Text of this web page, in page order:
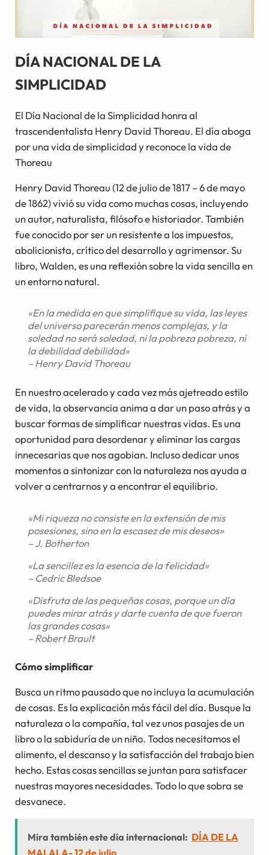
DÍA NACIONAL DE LA
SIMPLICIDAD
El Día Nacional de la Simplicidad honra al
trascendentalista Henry David Thoreau. El día aboga
por una vida de simplicidad y reconoce la vida de
Thoreau
Henry David Thoreau (12 de julio de 1817 – 6 de mayo
de 1862) vivió su vida como muchas cosas, incluyendo
un autor, naturalista, filósofo e historiador. También
fue conocido por ser un resistente a los impuestos,
abolicionista, crítico del desarrollo y agrimensor. Su
libro, Walden, es una reflexión sobre la vida sencilla en
un entorno natural.
«En la medida en que simplifique su vida, las leyes
del universo parecerán menos complejas, y la
soledad no será soledad, ni la pobreza pobreza, ni
la debilidad debilidad»
– Henry David Thoreau
En nuestro acelerado y cada vez más ajetreado estilo
de vida, la observancia anima a dar un paso atrás y a
buscar formas de simplificar nuestras vidas. Es una
oportunidad para desordenar y eliminar las cargas
innecesarias que nos agobian. Incluso dedicar unos
momentos a sintonizar con la naturaleza nos ayuda a
volver a centrarnos y a encontrar el equilibrio.
«Mi riqueza no consiste en la extensión de mis
posesiones, sino en la escasez de mis deseos»
– J. Botherton
«La sencillez es la esencia de la felicidad»
– Cedric Bledsoe
«Disfruta de las pequeñas cosas, porque un día
puedes mirar atrás y darte cuenta de que fueron
las grandes cosas»
– Robert Brault
Cómo simplificar
Busca un ritmo pausado que no incluya la acumulación
de cosas. Es la explicación más fácil del día. Busque la
naturaleza o la compañía, tal vez unos pasajes de un
libro o la sabiduría de un niño. Todos necesitamos el
alimento, el descanso y la satisfacción del trabajo bien
hecho. Estas cosas sencillas se juntan para satisfacer
nuestras mayores necesidades. Todo lo que sobra se
desvanece.
Mira también este día internacional: DÍA DE LA
MALALA- 12 de julio